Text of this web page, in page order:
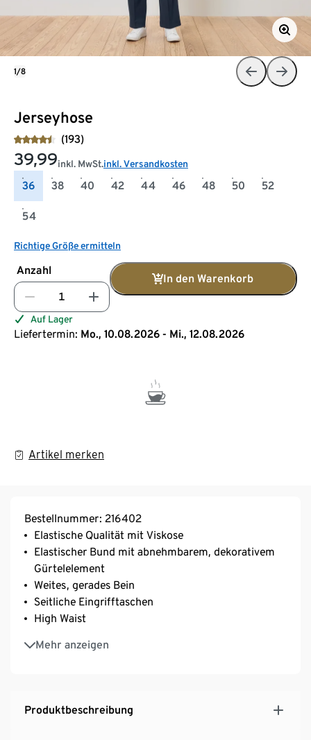
Jerseyhose
(193)
39,99inkl. MwSt.inkl. Versandkosten
36 38 40 42 44 46 48 50 52
54
Richtige Größe ermitteln
Anzahl
In den Warenkorb
Auf Lager
Liefertermin: Mo., 10.08.2026 - Mi., 12.08.2026
Artikel merken
1/8
Bestellnummer: 216402
Elastische Qualität mit Viskose
Elastischer Bund mit abnehmbarem, dekorativem
Gürtelelement
Weites, gerades Bein
Seitliche Eingrifftaschen
High Waist
Mehr anzeigen
Mit Elasthan: formbeständig, perfekter Sitz, hoher
Tragekomfort
Produktbeschreibung